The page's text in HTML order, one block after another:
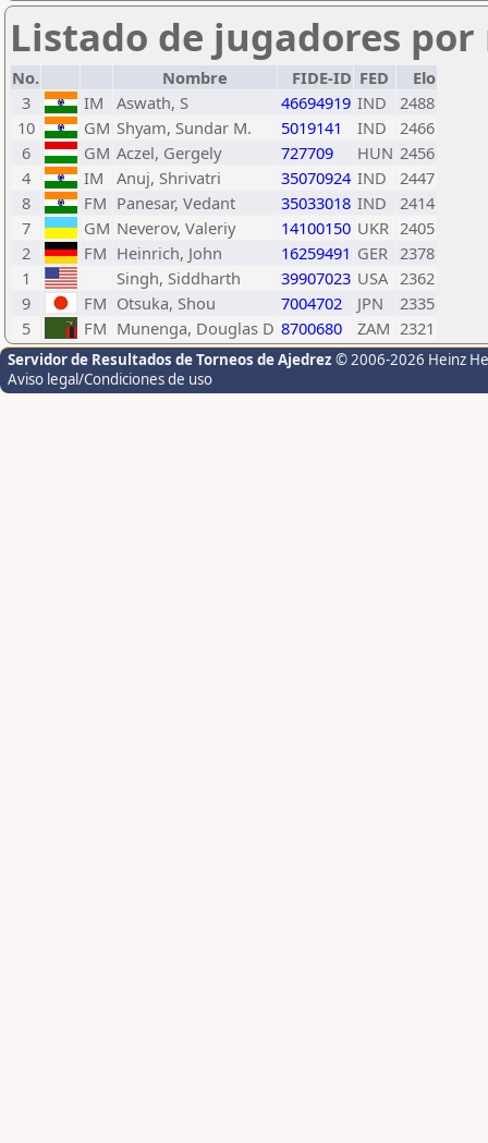
Listado de jugadores
No. Nombre FIDE-ID FED
Elo
3
IM Aswath, S 46694919 IND
2488
10
GM Shyam, Sundar M. 5019141 IND
2466
6
GM Aczel, Gergely 727709 HUN 2456
4
IM Anuj, Shrivatri 35070924 IND
2447
8
FM Panesar, Vedant 35033018 IND
2414
7
GM Neverov, Valeriy 14100150 UKR 2405
2
FM Heinrich, John 16259491 GER 2378
1
Singh, Siddharth 39907023 USA 2362
9
FM Otsuka, Shou 7004702 JPN
2335
5
FM Munenga, Douglas D 8700680 ZAM 2321
Servidor de Resultados de Torneos de Ajedrez © 2006-2026 Heinz
Aviso legal/Condiciones de uso